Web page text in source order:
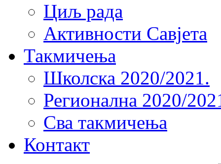
Циљ рада
Активности Савјета
Такмичења
Школска 2020/2021.
Регионална 2020/
Сва такмичења
Контакт